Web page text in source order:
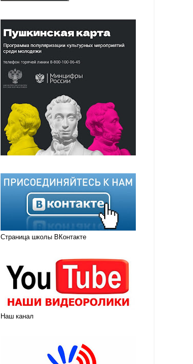
Страница школы ВКонтакте
Наш канал